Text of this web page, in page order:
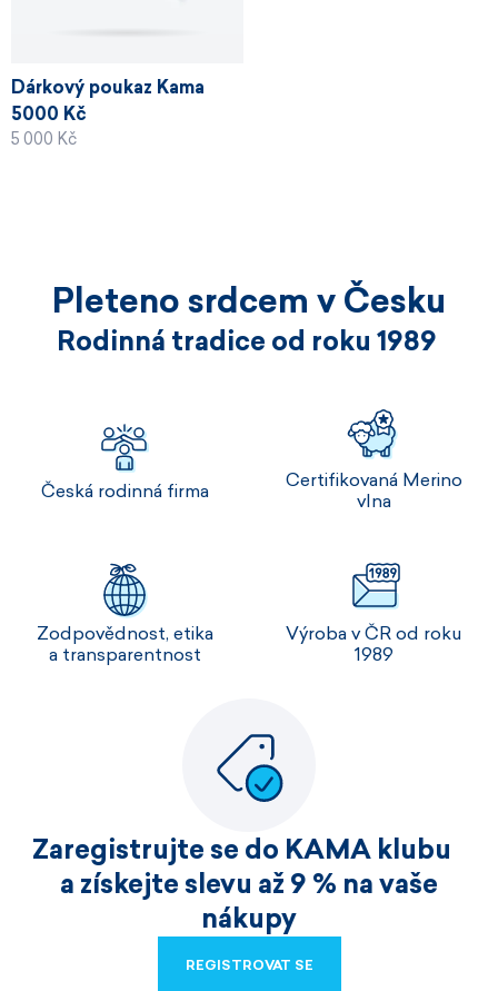
Dárkový poukaz Kama
5000 Kč
5 000 Kč
Pleteno srdcem v Česku
Rodinná tradice od roku 1989
Česká rodinná firma
Certifikovaná Merino
vlna
Zodpovědnost, etika
a transparentnost
Výroba v ČR od roku
1989
Zaregistrujte se do KAMA klubu
a získejte slevu až 9 % na vaše
nákupy
REGISTROVAT SE